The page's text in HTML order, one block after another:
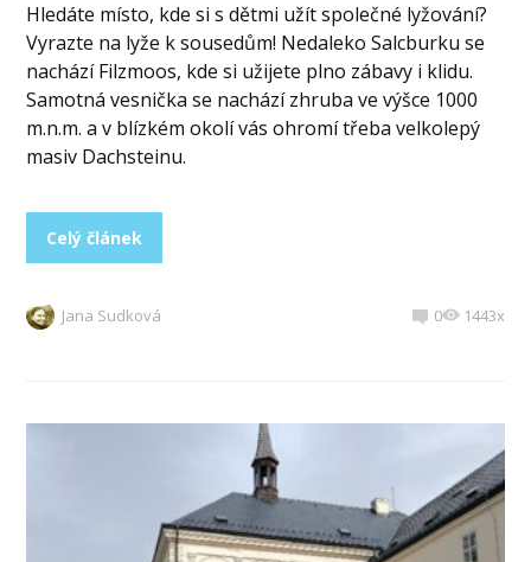
Hledáte místo, kde si s dětmi užít společné lyžování?
Vyrazte na lyže k sousedům! Nedaleko Salcburku se
nachází Filzmoos, kde si užijete plno zábavy i klidu.
Samotná vesnička se nachází zhruba ve výšce 1000
m.n.m. a v blízkém okolí vás ohromí třeba velkolepý
masiv Dachsteinu.
Celý článek
Jana Sudková 0 1443x